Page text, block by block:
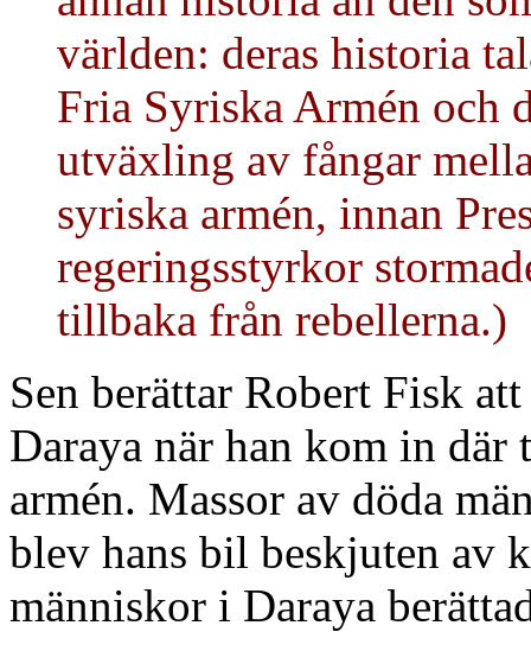
världen: deras historia
Fria Syriska Armén och
utväxling av fångar
syriska armén, innan
regeringsstyrkor
tillbaka från rebellerna.)
Sen berättar Robert Fisk
Daraya när han kom in där
armén. Massor av döda
blev hans bil beskjuten av
människor i Daraya